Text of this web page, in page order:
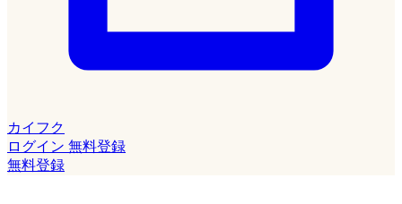
カイフク
ログイン 無料登録
無料登録